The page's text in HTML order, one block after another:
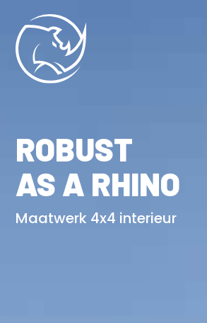
ROBUST
AS A RHINO
Maatwerk 4x4 interieur